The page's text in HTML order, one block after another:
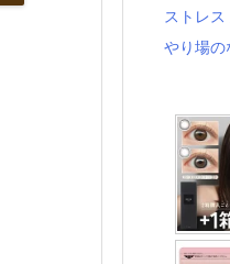
ストレ
やり場の